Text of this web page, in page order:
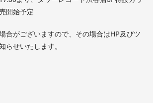
開始予定
合がございますので、その場合はHP及びツ
らせいたします。